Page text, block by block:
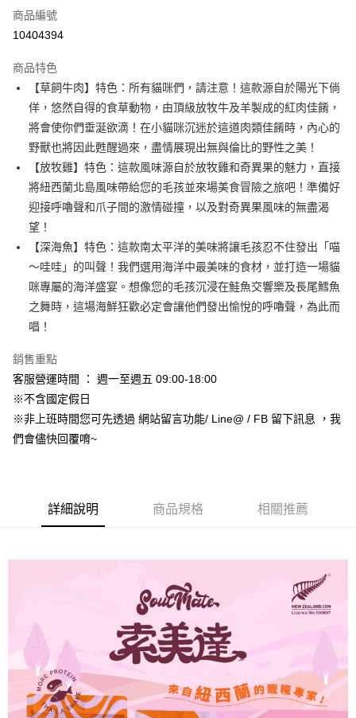
信用卡分期付款
合作金庫商業銀行
華南商業銀行
彰化商業銀行
上海商業儲蓄銀行
台北富邦商業銀行
國泰世華商業銀行
兆豐國際商業銀行
臺灣中小企業銀行
台中商業銀行
匯豐（台灣）商業銀行
華泰商業銀行
聯邦商業銀行
遠東國際商業銀行
元大商業銀行
永豐商業銀行
玉山商業銀行
星展（台灣）商業銀行
台新國際商業銀行
台灣樂天信用卡公司
超商取貨付款
LINE Pay
Apple Pay
街口支付
Google Pay
【關於「AFTEE先享後付」】
AFTEE先享後付是「在收到商品之後才付款」的支付方式。 讓您購物簡單
便利好安心！
２．便利：只要手機號碼，簡訊認證，即可結帳。
３．安心：先確認商品／服務後，再付款。
【「AFTEE先享後付」結帳流程】
結帳頁面，進行簡訊認證並確認金額後，即可完成結帳。
２．訂單成立數日內，您將收到繳費通知簡訊。
後付繳納相關費用。
※ 交易是否成功請以「AFTEE先享後付 」之結帳頁面顯示為準，若有關於
１．透過由恩沛科技股份有限公司提供之「AFTEE先享後付」服務完成之交
易，需依本服務之必要範圍內提供個人資料，並將交易相關給付款項請求債
權轉讓予恩沛科技股份有限公司。
２．關於個人資料處理事宜，請瀏覽以下網址：
https://aftee.tw/terms/#terms3
３．未成年的使用者請事先徵得法定代理人或監護人之同意方可使用
「AFTEE先享後付」，若未經同意申辦者引起之損失，本公司不負相關責
任。
４．使用「AFTEE先享後付」時，將依據個別帳號之用戶狀況，依本公司即
ATM付款
全家取貨付款_限重5KG
每筆NT$60，滿NT$999(含以上)免運費
付款後全家取貨_限重5KG
每筆NT$60，滿NT$999(含以上)免運費
付款後萊爾富取貨_限重10KG
每筆NT$60，滿NT$999(含以上)免運費
付款後7-11取貨_限重10KG
每筆NT$60，滿NT$999(含以上)免運費
每筆NT$120，滿NT$999(含以上)免運費
商品編號
10404394
商品特色
【草飼牛肉】特色：所有貓咪們，請注意！這款源自於陽光下倘
佯，悠然自得的食草動物，由頂級放牧牛及羊製成的紅肉佳餚，
將會使你們垂涎欲滴！在小貓咪沉迷於這道肉類佳餚時，內心的
野獸也將因此甦醒過來，盡情展現出無與倫比的野性之美！
【放牧雞】特色：這款風味源自於放牧雞和奇異果的魅力，直接
將紐西蘭北島風味帶給您的毛孩並來場美食冒險之旅吧！準備好
迎接呼嚕聲和爪子間的激情碰撞，以及對奇異果風味的無盡渴
望！
【深海魚】特色：這款南太平洋的美味將讓毛孩忍不住發出「喵
～哇哇」的叫聲！我們選用海洋中最美味的食材，並打造一場貓
咪專屬的海洋盛宴。想像您的毛孩沉浸在鮭魚交響樂及長尾鱈魚
之舞時，這場海鮮狂歡必定會讓他們發出愉悅的呼嚕聲，為此而
唱！
銷售重點
客服營運時間 ： 週一至週五 09:00-18:00
※不含國定假日
※非上班時間您可先透過 網站留言功能/ Line@ / FB 留下訊息 ，我
們會儘快回覆唷~
詳細說明 商品規格 相關推薦